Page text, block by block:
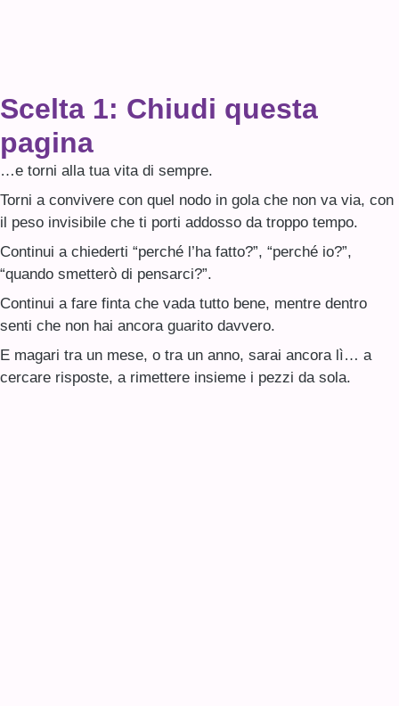
Scelta 1: Chiudi questa
pagina
…e torni alla tua vita di sempre.
Torni a convivere con quel nodo in gola che non va via, con
il peso invisibile che ti porti addosso da troppo tempo.
Continui a chiederti “perché l’ha fatto?”, “perché io?”,
“quando smetterò di pensarci?”.
Continui a fare finta che vada tutto bene, mentre dentro
senti che non hai ancora guarito davvero.
E magari tra un mese, o tra un anno, sarai ancora lì… a
cercare risposte, a rimettere insieme i pezzi da sola.